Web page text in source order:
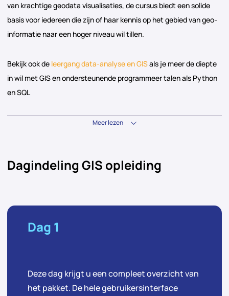
van krachtige geodata visualisaties, de cursus biedt een solide
basis voor iedereen die zijn of haar kennis op het gebied van geo-
informatie naar een hoger niveau wil tillen.
Bekijk ook de leergang data-analyse en GISals je meer de diepte
in wil met GIS en ondersteunende programmeer talen als Python
en SQL
Meer lezen
Dagindeling GIS opleiding
Dag 1
Deze dag krijgt u een compleet overzicht van
het pakket. De hele gebruikersinterface